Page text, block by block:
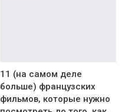
11 (на самом деле
больше) французских
фильмов, которые нужно